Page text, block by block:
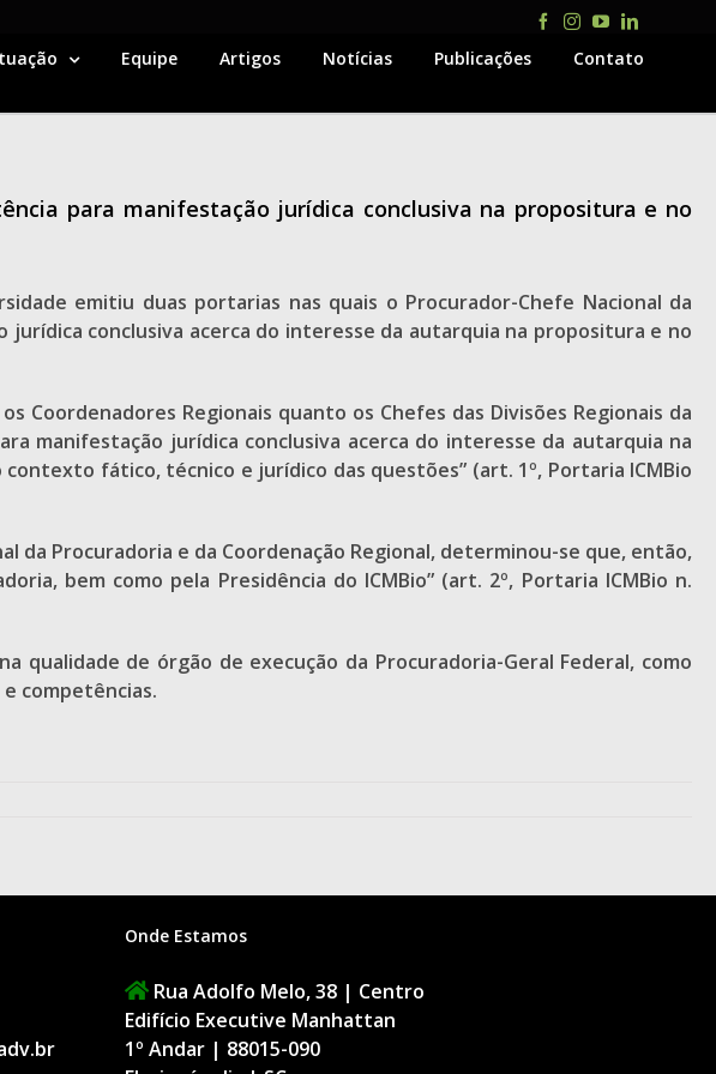
Facebook
Instagram
YouTubeLinkedIn
Equipe Artigos Notícias Publicações Contato
para manifestação jurídica conclusiva na propositura e no
emitiu duas portarias nas quais o Procurador-Chefe Nacional da
jurídica conclusiva acerca do interesse da autarquia na propositura e no
Coordenadores Regionais quanto os Chefes das Divisões Regionais da
manifestação jurídica conclusiva acerca do interesse da autarquia na
fático, técnico e jurídico das questões” (art. 1º, Portaria ICMBio
da Procuradoria e da Coordenação Regional, determinou-se que, então,
bem como pela Presidência do ICMBio” (art. 2º, Portaria ICMBio n.
qualidade de órgão de execução da Procuradoria-Geral Federal, como
competências.
Onde Estamos
Rua Adolfo Melo, 38 | Centro
Edifício Executive Manhattan
1º Andar | 88015-090